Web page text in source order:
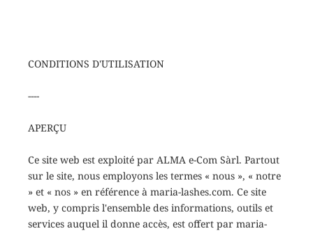
CONDITIONS D'UTILISATION
----
APERÇU
Ce site web est exploité par ALMA e-Com Sàrl. Partout
sur le site, nous employons les termes « nous », « notre
» et « nos » en référence à maria-lashes.com. Ce site
web, y compris l'ensemble des informations, outils et
services auquel il donne accès, est offert par maria-